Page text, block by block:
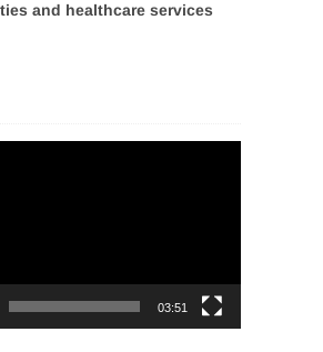
and healthcare services
03:51